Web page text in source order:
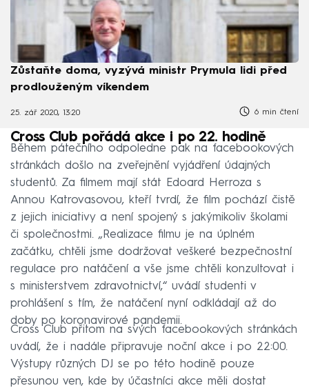
Zůstaňte doma, vyzývá ministr Prymula lidi před
prodlouženým víkendem
25. zář 2020, 13:20 6 min čtení
Cross Club pořádá akce i po 22. hodině
Během pátečního odpoledne pak na facebookových
stránkách došlo na zveřejnění vyjádření údajných
studentů. Za filmem mají stát Edoard Herroza s
Annou Katrovasovou, kteří tvrdí, že film pochází čistě
z jejich iniciativy a není spojený s jakýmikoliv školami
či společnostmi. „Realizace filmu je na úplném
začátku, chtěli jsme dodržovat veškeré bezpečnostní
regulace pro natáčení a vše jsme chtěli konzultovat i
s ministerstvem zdravotnictví,“ uvádí studenti v
prohlášení s tím, že natáčení nyní odkládají až do
doby po koronavirové pandemii.
Cross Club přitom na svých facebookových stránkách
uvádí, že i nadále připravuje noční akce i po 22:00.
Výstupy různých DJ se po této hodině pouze
přesunou ven, kde by účastníci akce měli dostat